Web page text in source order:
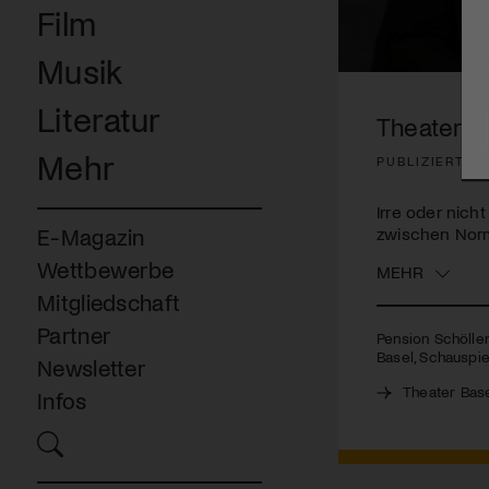
Film
Musik
Literatur
Mehr
E-Magazin
Wettbewerbe
Mitgliedschaft
Partner
Newsletter
Infos
Volume
Theater
PUBLIZIERT
Irre oder nicht
zwischen
MEHR
Pension
Basel,
Theater